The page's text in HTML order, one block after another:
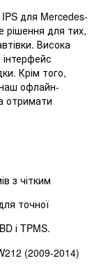
для Mercedes-
рішення для тих,
Висока
інтерфейс
Крім того,
офлайн-
отримати
з чітким
точної
і TPMS.
(2009-2014)